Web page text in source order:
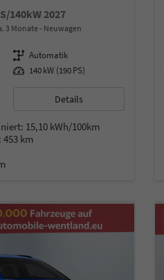
140kW 2027
3 Monate Neuwagen
Getriebe Automatik
Leistung 140 kW (190 PS)
Details
15,10 kWh/100km
453 km